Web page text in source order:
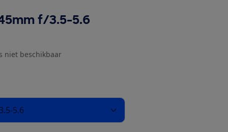
f/3.5-5.6
niet beschikbaar
5.6